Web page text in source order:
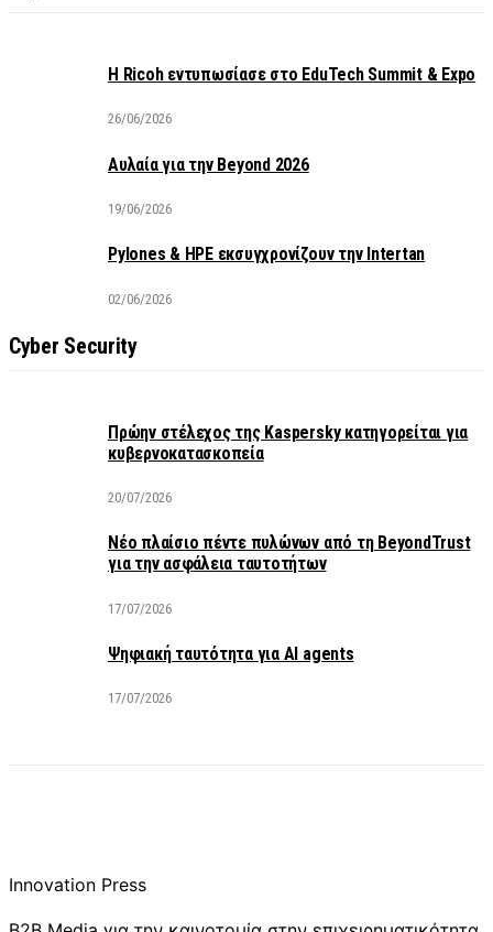
Η Ricoh εντυπωσίασε στο EduTech Summit & Expo
26/06/2026
Αυλαία για την Beyond 2026
19/06/2026
Pylones & HPE εκσυγχρονίζουν την Intertan
02/06/2026
Cyber Security
Πρώην στέλεχος της Kaspersky κατηγορείται για
κυβερνοκατασκοπεία
20/07/2026
Νέο πλαίσιο πέντε πυλώνων από τη BeyondTrust
για την ασφάλεια ταυτοτήτων
17/07/2026
Ψηφιακή ταυτότητα για AI agents
17/07/2026
Innovation Press